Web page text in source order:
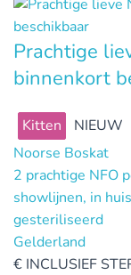
Prachtige
binnenkort
Kitten
NIEUW
Noorse Boskat
2 prachtige NFO
showlijnen, in
gesteriliseerd
Gelderland
€ INCLUSIEF